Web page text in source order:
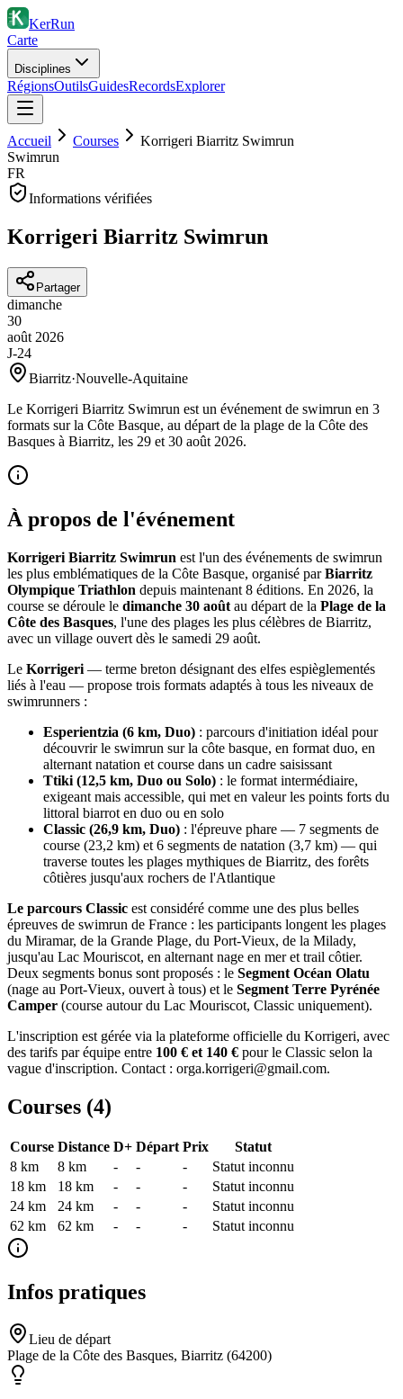
KerRun
Carte
Disciplines
RégionsOutilsGuidesRecordsExplorer
Accueil Courses
Korrigeri Biarritz Swimrun
Swimrun
FR
Informations vérifiées
Korrigeri Biarritz Swimrun
Partager
dimanche
30
août 2026
J-24
Biarritz·Nouvelle-Aquitaine
Le Korrigeri Biarritz Swimrun est un événement de swimrun en 3
formats sur la Côte Basque, au départ de la plage de la Côte des
Basques à Biarritz, les 29 et 30 août 2026.
À propos de l'événement
Korrigeri Biarritz Swimrun est l'un des événements de swimrun
les plus emblématiques de la Côte Basque, organisé parBiarritz
Olympique Triathlon depuis maintenant 8 éditions. En 2026, la
course se déroule le dimanche 30 août au départ de la Plage de la
Côte des Basques, l'une des plages les plus célèbres de Biarritz,
avec un village ouvert dès le samedi 29 août.
Le Korrigeri — terme breton désignant des elfes espièglementés
liés à l'eau — propose trois formats adaptés à tous les niveaux de
swimrunners :
Esperientzia (6 km, Duo) : parcours d'initiation idéal pour
découvrir le swimrun sur la côte basque, en format duo, en
alternant natation et course dans un cadre saisissant
Ttiki (12,5 km, Duo ou Solo) : le format intermédiaire,
exigeant mais accessible, qui met en valeur les points forts du
littoral biarrot en duo ou en solo
Classic (26,9 km, Duo) : l'épreuve phare — 7 segments de
course (23,2 km) et 6 segments de natation (3,7 km) — qui
traverse toutes les plages mythiques de Biarritz, des forêts
côtières jusqu'aux rochers de l'Atlantique
Le parcours Classic est considéré comme une des plus belles
épreuves de swimrun de France : les participants longent les plages
du Miramar, de la Grande Plage, du Port-Vieux, de la Milady,
jusqu'au Lac Mouriscot, en alternant nage en mer et trail côtier.
Deux segments bonus sont proposés : le Segment Océan Olatu
(nage au Port-Vieux, ouvert à tous) et le Segment Terre Pyrénée
Camper (course autour du Lac Mouriscot, Classic uniquement).
L'inscription est gérée via la plateforme officielle du Korrigeri, avec
des tarifs par équipe entre 100 € et 140 € pour le Classic selon la
vague d'inscription. Contact : orga.korrigeri@gmail.com.
Courses (4)
Course Distance D+ Départ Prix
Statut
8 km
8 km - - -
Statut inconnu
18 km
18 km - - -
Statut inconnu
24 km
24 km - - -
Statut inconnu
62 km
62 km - - - Statut inconnu
Infos pratiques
Lieu de départ
Plage de la Côte des Basques, Biarritz (64200)